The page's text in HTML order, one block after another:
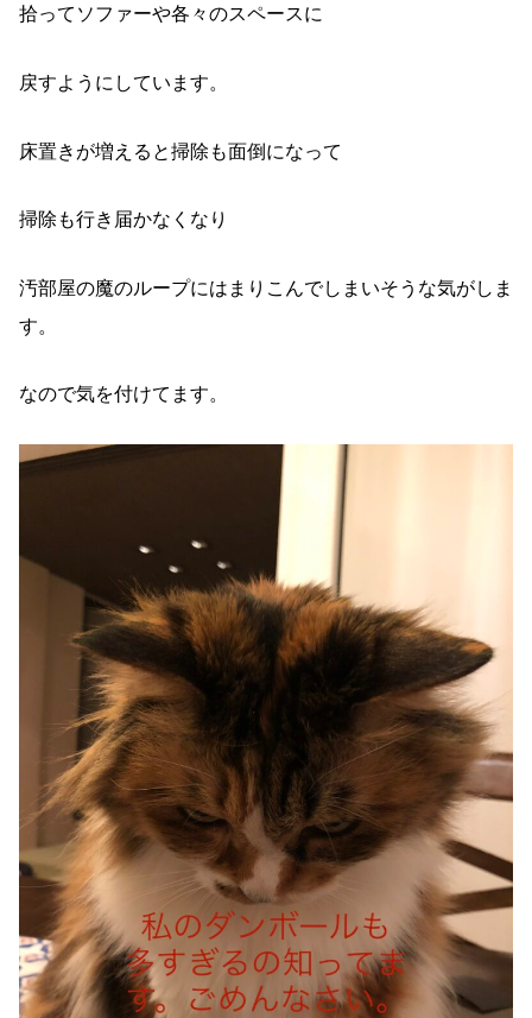
拾ってソファーや各々のスペースに
戻すようにしています。
床置きが増えると掃除も面倒になって
掃除も行き届かなくなり
汚部屋の魔のループにはまりこんでしまいそうな気がしま
す。
なので気を付けてます。